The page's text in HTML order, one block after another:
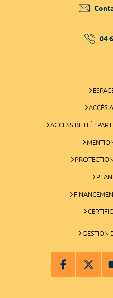
04
ACCÈS
ACCESSIBILITÉ :
GESTION